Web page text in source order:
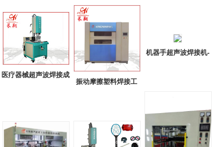
空板周转箱...
医疗器械超声波焊接成
振动摩擦塑料焊接工
机器手超声波焊接机-